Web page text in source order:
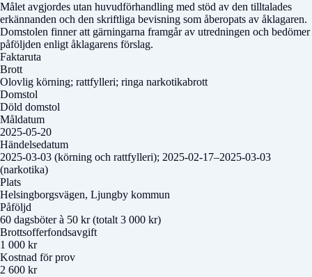
Målet avgjordes utan huvudförhandling med stöd av den tilltalades
erkännanden och den skriftliga bevisning som åberopats av åklagaren.
Domstolen finner att gärningarna framgår av utredningen och bedömer
påföljden enligt åklagarens förslag.
Faktaruta
Brott
Olovlig körning; rattfylleri; ringa narkotikabrott
Domstol
Döld domstol
Måldatum
2025-05-20
Händelsedatum
2025-03-03 (körning och rattfylleri); 2025-02-17–2025-03-03
(narkotika)
Plats
Helsingborgsvägen, Ljungby kommun
Påföljd
60 dagsböter à 50 kr (totalt 3 000 kr)
Brottsofferfondsavgift
1 000 kr
Kostnad för prov
2 600 kr